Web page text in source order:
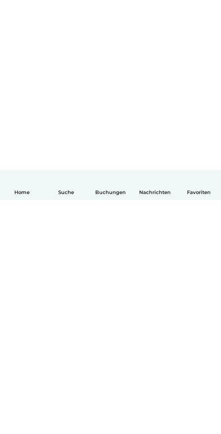
Home Suche Buchungen Nachrichten Favoriten